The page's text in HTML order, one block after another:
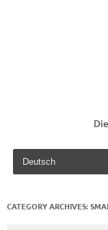
Skip to content
CATEGORY ARCHIVES: